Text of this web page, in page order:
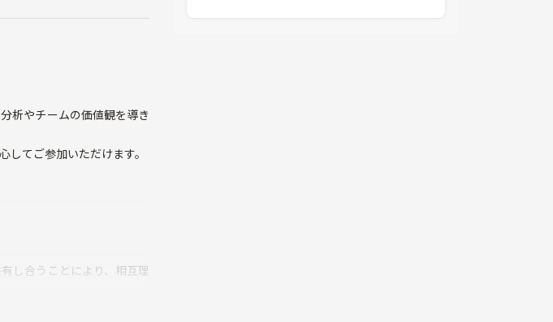
析やチームの価値観を導き
てご参加いただけます。
し合うことにより、相互理